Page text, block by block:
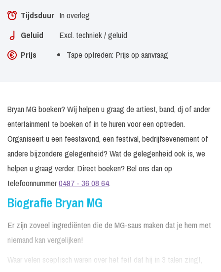
Tijdsduur In overleg
Geluid
Excl. techniek / geluid
Prijs
Tape optreden: Prijs op aanvraag
Bryan MG boeken? Wij helpen u graag de artiest, band, dj of ander
entertainment te boeken of in te huren voor een optreden.
Organiseert u een feestavond, een festival, bedrijfsevenement of
andere bijzondere gelegenheid? Wat de gelegenheid ook is, we
helpen u graag verder. Direct boeken? Bel ons dan op
telefoonnummer0497 - 36 08 64.
Biografie Bryan MG
Er zijn zoveel ingrediënten die de MG-saus maken dat je hem met
niemand kan vergelijken!
Waar velen sceptisch waren over het feit dat hij in 3 talen zingt,